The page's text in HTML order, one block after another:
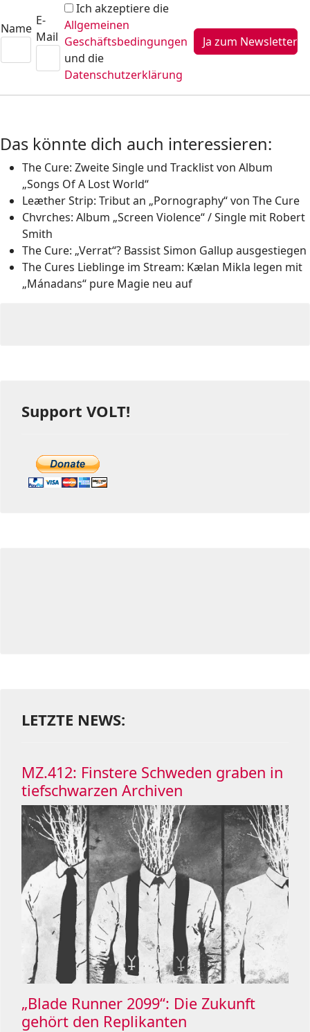
Name
E-
Mail
Ich akzeptiere die
Allgemeinen
Geschäftsbedingungen
und die
Datenschutzerklärung
Das könnte dich auch interessieren:
The Cure: Zweite Single und Tracklist von Album
„Songs Of A Lost World“
Leæther Strip: Tribut an „Pornography“ von The Cure
Chvrches: Album „Screen Violence“ / Single mit Robert
Smith
The Cure: „Verrat“? Bassist Simon Gallup ausgestiegen
The Cures Lieblinge im Stream: Kælan Mikla legen mit
„Mánadans“ pure Magie neu auf
Support VOLT!
LETZTE NEWS:
MZ.412: Finstere Schweden graben in
tiefschwarzen Archiven
„Blade Runner 2099“: Die Zukunft
gehört den Replikanten